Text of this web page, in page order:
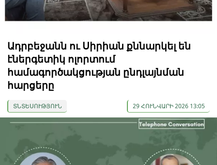
Ադրբեջանն ու Սիրիան քննարկել են
էներգետիկ ոլորտում
համագործակցության ընդլայնման
հարցերը
ՏՆՏԵՍՈՒԹՅՈՒՆ 29 ՀՈՒՆՎԱՐԻ 2026 13:05